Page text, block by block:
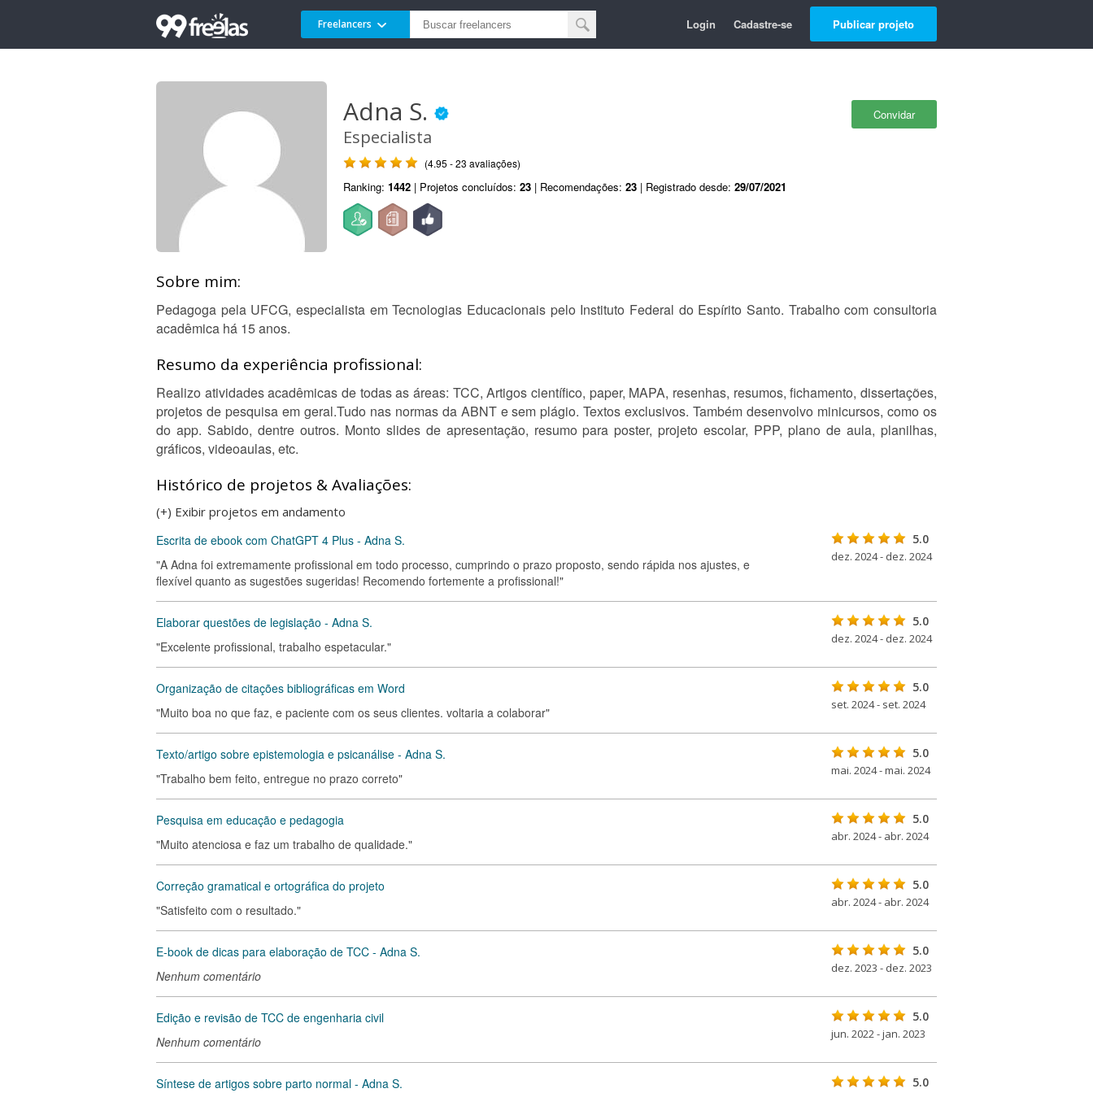
Freelancers Login Cadastre-se Publicar projeto
Convidar
Adna S.
Especialista
(4.95 - 23 avaliações)
Ranking: 1442 | Projetos concluídos: 23 | Recomendações: 23 | Registrado desde: 29/07/2021
Sobre mim:
Pedagoga pela UFCG, especialista em Tecnologias Educacionais pelo Instituto Federal do Espírito Santo. Trabalho com consultoria
acadêmica há 15 anos.
Resumo da experiência profissional:
Realizo atividades acadêmicas de todas as áreas: TCC, Artigos científico, paper, MAPA, resenhas, resumos, fichamento, dissertações,
projetos de pesquisa em geral.Tudo nas normas da ABNT e sem plágio. Textos exclusivos. Também desenvolvo minicursos, como os
do app. Sabido, dentre outros. Monto slides de apresentação, resumo para poster, projeto escolar, PPP, plano de aula, planilhas,
gráficos, videoaulas, etc.
Histórico de projetos & Avaliações:
(+) Exibir projetos em andamento
Escrita de ebook com ChatGPT 4 Plus - Adna S.
"A Adna foi extremamente profissional em todo processo, cumprindo o prazo proposto, sendo rápida nos ajustes, e
flexível quanto as sugestões sugeridas! Recomendo fortemente a profissional!"
5.0
dez. 2024 - dez. 2024
Elaborar questões de legislação - Adna S.
"Excelente profissional, trabalho espetacular."
5.0
dez. 2024 - dez. 2024
Organização de citações bibliográficas em Word
"Muito boa no que faz, e paciente com os seus clientes. voltaria a colaborar"
5.0
set. 2024 - set. 2024
Texto/artigo sobre epistemologia e psicanálise - Adna S.
"Trabalho bem feito, entregue no prazo correto"
5.0
mai. 2024 - mai. 2024
Pesquisa em educação e pedagogia
"Muito atenciosa e faz um trabalho de qualidade."
5.0
abr. 2024 - abr. 2024
Correção gramatical e ortográfica do projeto
"Satisfeito com o resultado."
5.0
abr. 2024 - abr. 2024
E-book de dicas para elaboração de TCC - Adna S.
Nenhum comentário
5.0
dez. 2023 - dez. 2023
Edição e revisão de TCC de engenharia civil
Nenhum comentário
5.0
jun. 2022 - jan. 2023
Síntese de artigos sobre parto normal - Adna S. 5.0